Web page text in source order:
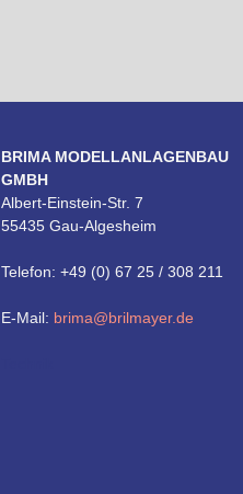
BRIMA MODELLANLAGENBAU
GMBH
Albert-Einstein-Str. 7
55435 Gau-Algesheim
Telefon: +49 (0) 67 25 / 308 211
E-Mail: brima@brilmayer.de